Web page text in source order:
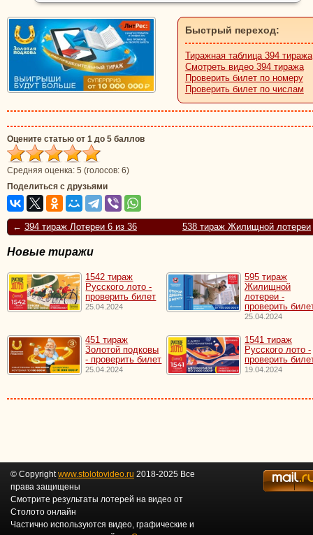
Быстрый переход:
Тиражная таблица 394 тиража
Смотреть видео 394 тиража
Проверить билет по номеру
Проверить билет по числам
Оцените статью от 1 до 5 баллов
Средняя оценка: 5 (голосов: 6)
Поделиться с друзьями
← 394 тираж Лотереи 6 из 36 538 тираж Жилищной лотереи
Новые тиражи
1542 тираж
Русского лото -
проверить билет
25.04.2024
595 тираж
Жилищной
лотереи -
проверить
25.04.2024
451 тираж
Золотой подковы
- проверить билет
25.04.2024
1541 тираж
Русского лото -
проверить
19.04.2024
© Copyrightwww.stolotovideo.ru 2018-2025 Все
права защищены
Смотрите результаты лотерей на видео от
Столото онлайн
Частично используются видео, графические и